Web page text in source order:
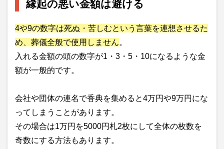
縁起の悪い金額は避ける
4や9の数字は死ぬ・苦しむという言葉を連想させるた
め、葬儀全般で使用しません。
入れる金額の頭の数字が1・3・5・10になるような金
額が一般的です。
会社や団体の連名で香典を集めると4万円や9万円にな
ってしまうことがあります。
その場合は1万円を5000円札2枚にして全体の枚数を
奇数にする方法もあります。